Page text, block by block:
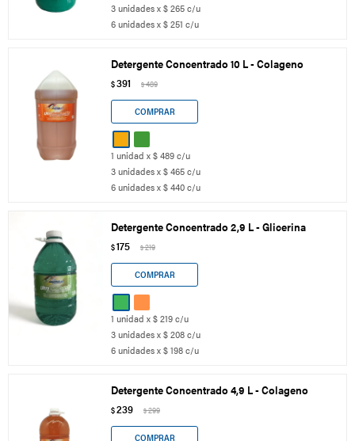
3 unidades x $ 265 c/u
6 unidades x $ 251 c/u
Detergente Concentrado 10 L - Colageno
$391 $489
1 unidad x $ 489 c/u
3 unidades x $ 465 c/u
6 unidades x $ 440 c/u
Detergente Concentrado 2,9 L - Glicerina
$175 $219
1 unidad x $ 219 c/u
3 unidades x $ 208 c/u
6 unidades x $ 198 c/u
Detergente Concentrado 4,9 L - Colageno
$239 $299